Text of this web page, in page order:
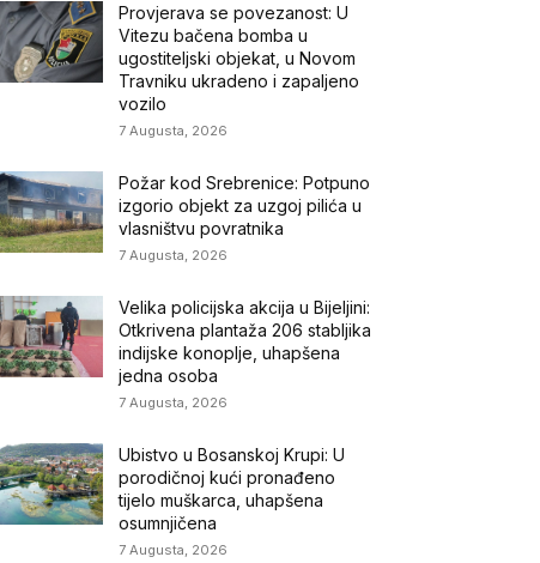
Provjerava se povezanost: U
Vitezu bačena bomba u
ugostiteljski objekat, u Novom
Travniku ukradeno i zapaljeno
vozilo
7 Augusta, 2026
Požar kod Srebrenice: Potpuno
izgorio objekt za uzgoj pilića u
vlasništvu povratnika
7 Augusta, 2026
Velika policijska akcija u Bijeljini:
Otkrivena plantaža 206 stabljika
indijske konoplje, uhapšena
jedna osoba
7 Augusta, 2026
Ubistvo u Bosanskoj Krupi: U
porodičnoj kući pronađeno
tijelo muškarca, uhapšena
osumnjičena
7 Augusta, 2026